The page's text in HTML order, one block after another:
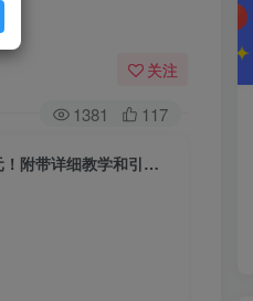
关注
1381 117
零基础小白也能掌握的玄学掘金秘籍，每日轻松赚取1500元！附带详细教学和引流技巧，快速入门【揭秘】